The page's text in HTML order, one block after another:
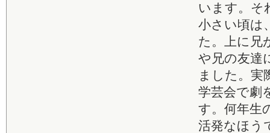
います。そ
小さい頃は
た。上に兄
や兄の友達
ました。実
学芸会で劇
す。何年生
活発なほう